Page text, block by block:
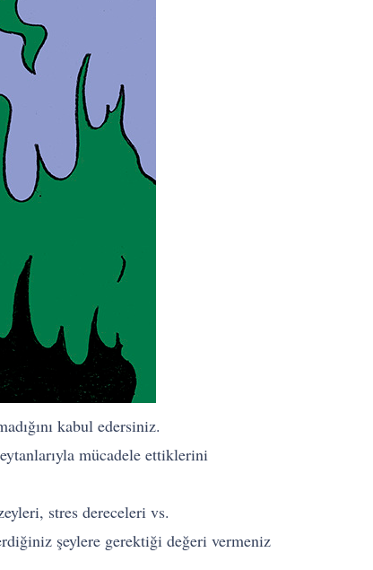
kabul edersiniz.
mücadele ettiklerini
stres dereceleri vs.
şeylere gerektiği değeri vermeniz